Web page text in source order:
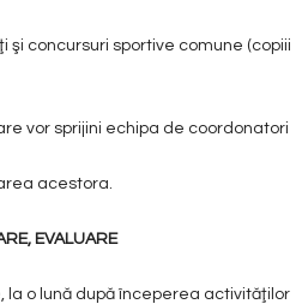
şi concursuri sportive comune (copiii
vor sprijini echipa de coordonatori
acestora.
EVALUARE
o lună după începerea activităţilor